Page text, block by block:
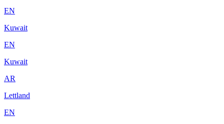
EN
Kuwait
EN
Kuwait
AR
Lettland
EN